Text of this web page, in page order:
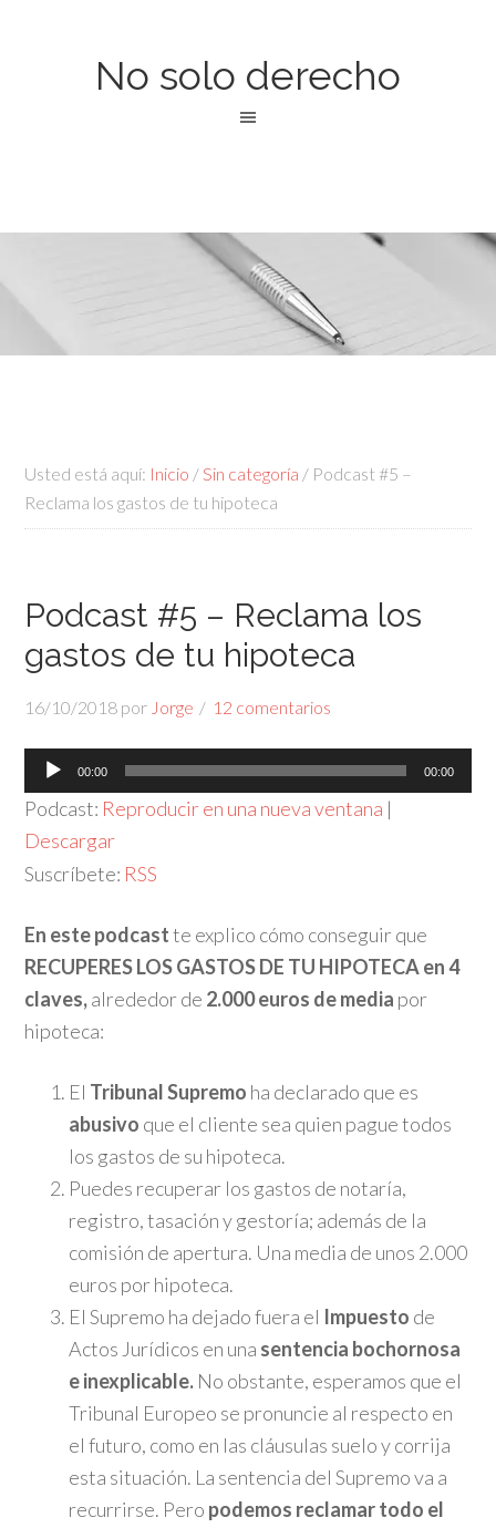
No solo derecho
Usted está aquí: Inicio /Sin categoría / Podcast #5 –
Reclama los gastos de tu hipoteca
Podcast #5 – Reclama los
gastos de tu hipoteca
16/10/2018 por Jorge 12 comentarios
Reproductor
de
00:00 00:00
Podcast: Reproducir en una nueva ventana |
Descargar
Suscríbete: RSS
En este podcastte explico cómo conseguir que
RECUPERES LOS GASTOS DE TU HIPOTECA en 4
claves,alrededor de 2.000 euros de media por
hipoteca:
El Tribunal Supremo ha declarado que es
abusivo que el cliente sea quien pague todos
los gastos de su hipoteca.
Puedes recuperar los gastos de notaría,
registro, tasación y gestoría; además de la
comisión de apertura. Una media de unos 2.000
euros por hipoteca.
El Supremo ha dejado fuera el Impuesto de
Actos Jurídicos en una sentencia bochornosa
e inexplicable. No obstante, esperamos que el
Tribunal Europeo se pronuncie al respecto en
el futuro, como en las cláusulas suelo y corrija
esta situación. La sentencia del Supremo va a
recurrirse. Pero podemos reclamar todo el